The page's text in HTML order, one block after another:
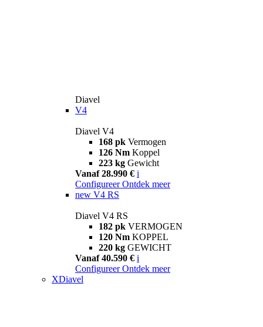
Diavel
V4
Diavel V4
168 pk Vermogen
126 Nm Koppel
223 kg Gewicht
Vanaf 28.990 € i
Configureer Ontdek meer
new V4 RS
Diavel V4 RS
182 pk VERMOGEN
120 Nm KOPPEL
220 kg GEWICHT
Vanaf 40.590 € i
Configureer Ontdek meer
XDiavel